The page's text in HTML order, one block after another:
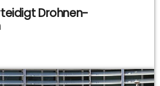
Drohnen-